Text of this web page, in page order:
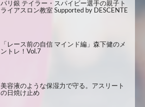
パリ銀 テイラー・スパイビー選手の親子ト
ライアスロン教室 Supported by DESCENTE
「レース前の自信 マインド編」森下健のメ
ントレ！Vol.7
美容液のような保湿力で守る。アスリート
の日焼け止め